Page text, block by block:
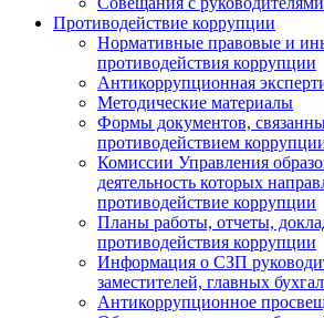
Противодействие коррупции
Нормативные правовые и
противодействия коррупции
Антикоррупционная
Методические материалы
Формы документов,
противодействием
Комиссии Управления
деятельность которых
противодействие коррупции
Планы работы, отчеты,
противодействия коррупции
Информация о СЗП
заместителей, главных
Антикоррупционное